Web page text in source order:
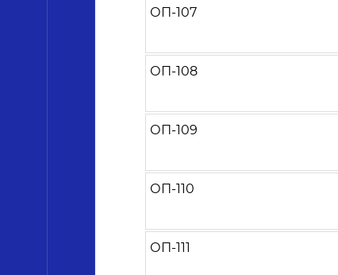
ОП-107
ОП-108
ОП-109
ОП-110
ОП-111